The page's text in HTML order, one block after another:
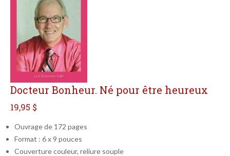
Docteur Bonheur. Né pour être heureux
19,95 $
Ouvrage de 172 pages
Format : 6 x 9 pouces
Couverture couleur, reliure souple